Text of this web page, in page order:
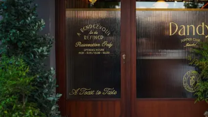
akşamlar, YAZ’ın sade lüks anlayışını
geceye taşıyarak her hafta farklı bir